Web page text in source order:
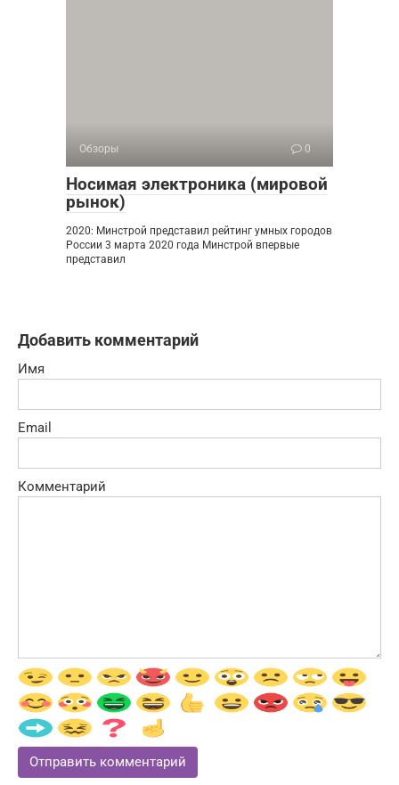
Обзоры 0
Носимая электроника (мировой
рынок)
2020: Минстрой представил рейтинг умных городов
России 3 марта 2020 года Минстрой впервые
представил
Добавить комментарий
Имя
Email
Комментарий